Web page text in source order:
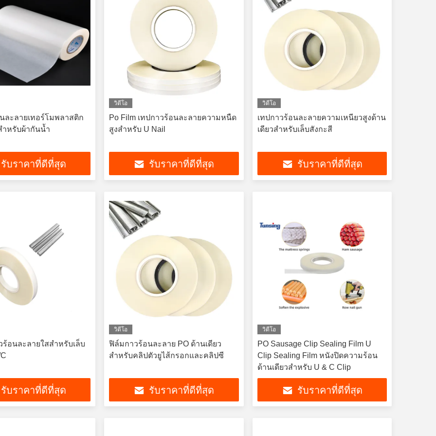
ละลายเทอร์โมพลาสติก
ำหรับผ้ากันน้ำ
รับราคาที่ดีที่สุด
วิดีโอ
Po Film เทปกาวร้อนละลายความหนืด
สูงสำหรับ U Nail
รับราคาที่ดีที่สุด
วิดีโอ
เทปกาวร้อนละลายความเหนียวสูงด้าน
เดียวสำหรับเล็บสังกะสี
รับราคาที่ดีที่สุด
ร้อนละลายใสสำหรับเล็บ
รับราคาที่ดีที่สุด
วิดีโอ
ฟิล์มกาวร้อนละลาย PO ด้านเดียว
สำหรับคลิปตัวยูไส้กรอกและคลิปซี
รับราคาที่ดีที่สุด
วิดีโอ
PO Sausage Clip Sealing Film U
Clip Sealing Film หนังปิดความร้อน
ด้านเดียวสําหรับ U & C Clip
รับราคาที่ดีที่สุด